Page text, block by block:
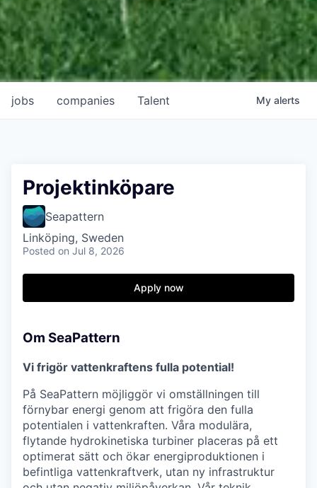
jobs companies Talent My alerts
Projektinköpare
Seapattern
Linköping, Sweden
Posted on Jul 8, 2026
Apply now
Om SeaPattern
Vi frigör vattenkraftens fulla potential!
På SeaPattern möjliggör vi omställningen till
förnybar energi genom att frigöra den fulla
potentialen i vattenkraften. Våra modulära,
flytande hydrokinetiska turbiner placeras på ett
optimerat sätt och ökar energiproduktionen i
befintliga vattenkraftverk, utan ny infrastruktur